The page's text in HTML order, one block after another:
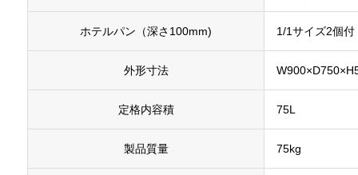
ホテルパン（深さ100mm) 1/1サイズ2個付
外形寸法
定格内容積 75L
製品質量 75kg